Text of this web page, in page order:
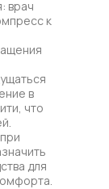
врач
к
в
что
для